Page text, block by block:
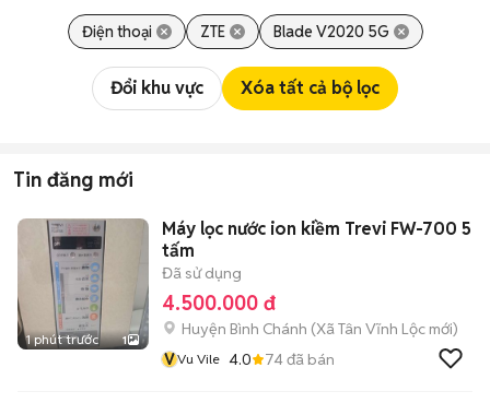
Điện thoại ZTE Blade V2020 5G
Đổi khu vực Xóa tất cả bộ lọc
Tin đăng mới
1 phút trước 1
Máy lọc nước ion kiềm Trevi FW-700 5
tấm
Đã sử dụng
4.500.000 đ
Huyện Bình Chánh (Xã Tân Vĩnh Lộc mới)
VVu Vile 4.0 74đã bán